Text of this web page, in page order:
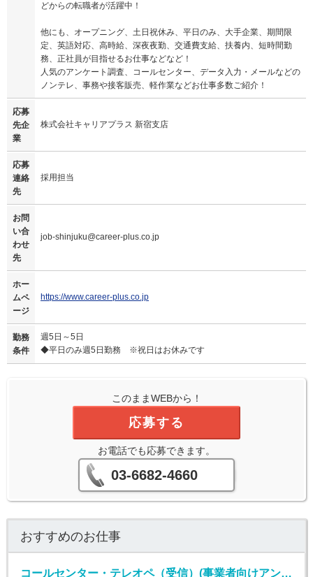
どからの転職者が活躍中！
他にも、オープニング、土日祝休み、平日のみ、大手企業、期間限
定、英語対応、高時給、深夜夜勤、交通費支給、扶養内、短時間勤
務、正社員が目指せるお仕事などなど！
人気のアンケート調査、コールセンター、データ入力・メールなどの
ノンテレ、事務や接客販売、軽作業などお仕事多数ご紹介！
応募
先企
業
株式会社キャリアプラス 新宿支店
応募
連絡
先
採用担当
お問
い合
わせ
先
job-shinjuku@career-plus.co.jp
ホー
ムペ
ージ
https://www.career-plus.co.jp
勤務
条件
週5日～5日
◆平日のみ週5日勤務 ※祝日はお休みです
このままWEBから！
応募する
お電話でも応募できます。
03-6682-4660
おすすめのお仕事
コールセンター・テレオペ（受信）(事業者向けアンケート不備確認のお仕事)